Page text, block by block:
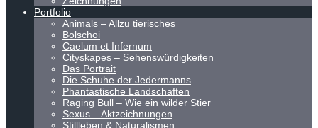
Portfolio
Animals – Allzu tierisches
Bolschoi
Caelum et Infernum
Cityskapes – Sehenswürdigkeiten
Das Portrait
Die Schuhe der Jedermanns
Phantastische Landschaften
Raging Bull – Wie ein wilder Stier
Sexus – Aktzeichnungen
Stillleben & Naturalismen